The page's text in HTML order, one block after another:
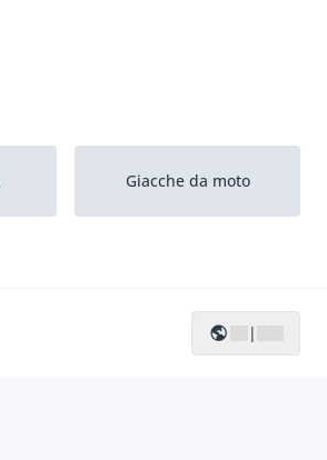
Giacche da moto
|